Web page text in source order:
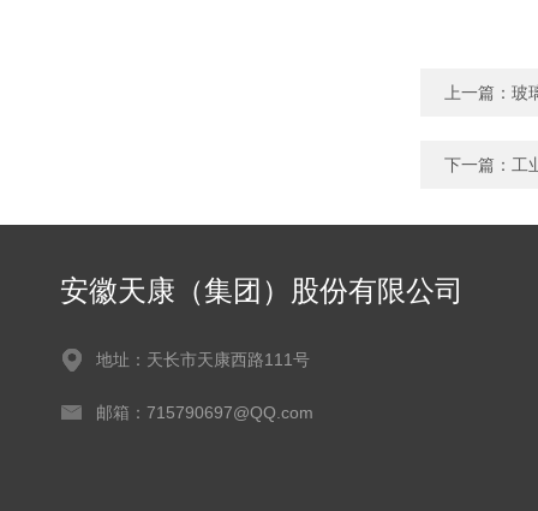
上一篇： 玻
下一篇： 工
安徽天康（集团）股份有限公司
地址：天长市天康西路111号
邮箱：715790697@QQ.com